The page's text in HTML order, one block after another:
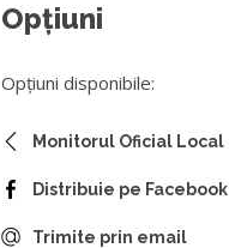
Opțiuni
Opțiuni disponibile:
Monitorul Oficial Local
Distribuie pe Facebook
Trimite prin email